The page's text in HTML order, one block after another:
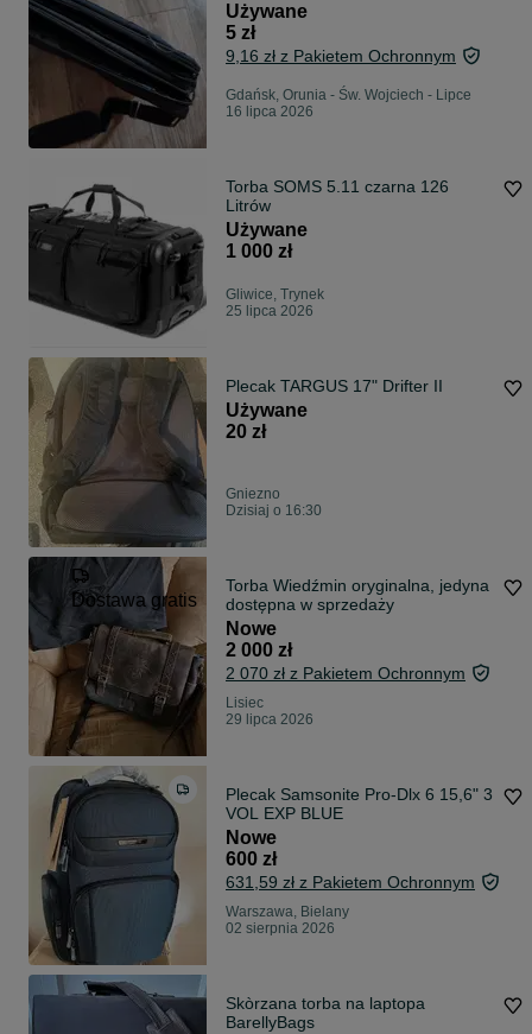
Używane
5 zł
9,16 zł z Pakietem Ochronnym
Gdańsk, Orunia - Św. Wojciech - Lipce
16 lipca 2026
Torba SOMS 5.11 czarna 126
Litrów
Używane
1 000 zł
Gliwice, Trynek
25 lipca 2026
Plecak TARGUS 17" Drifter II
Używane
20 zł
Gniezno
Dzisiaj o 16:30
Dostawa gratis
Torba Wiedźmin oryginalna, jedyna
dostępna w sprzedaży
Nowe
2 000 zł
2 070 zł z Pakietem Ochronnym
Lisiec
29 lipca 2026
Plecak Samsonite Pro-Dlx 6 15,6" 3
VOL EXP BLUE
Nowe
600 zł
631,59 zł z Pakietem Ochronnym
Warszawa, Bielany
02 sierpnia 2026
Skòrzana torba na laptopa
BarellyBags